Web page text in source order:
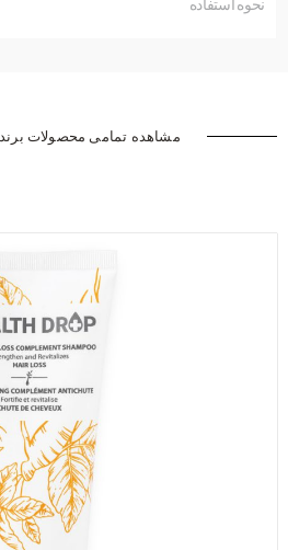
نحوه استفاده
مشاهده تمامی محصولات برند